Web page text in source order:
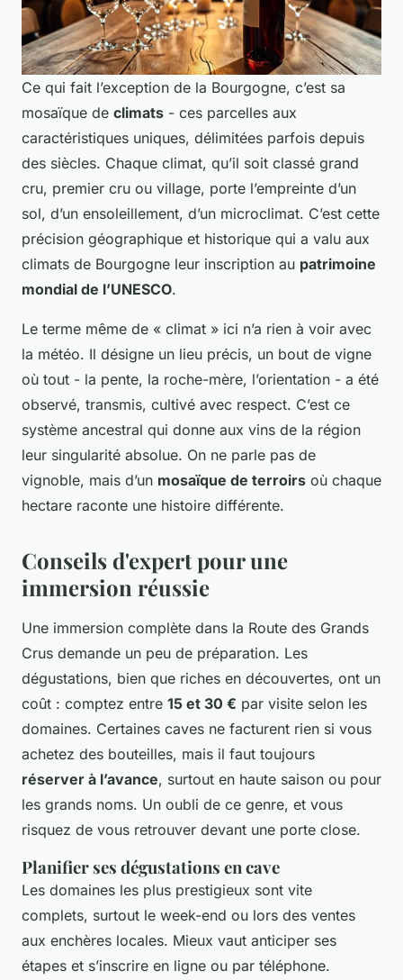
Ce qui fait l’exception de la Bourgogne, c’est sa
mosaïque de climats - ces parcelles aux
caractéristiques uniques, délimitées parfois depuis
des siècles. Chaque climat, qu’il soit classé grand
cru, premier cru ou village, porte l’empreinte d’un
sol, d’un ensoleillement, d’un microclimat. C’est cette
précision géographique et historique qui a valu aux
climats de Bourgogne leur inscription au patrimoine
mondial de l’UNESCO.
Le terme même de « climat » ici n’a rien à voir avec
la météo. Il désigne un lieu précis, un bout de vigne
où tout - la pente, la roche-mère, l’orientation - a été
observé, transmis, cultivé avec respect. C’est ce
système ancestral qui donne aux vins de la région
leur singularité absolue. On ne parle pas de
vignoble, mais d’un mosaïque de terroirs où chaque
hectare raconte une histoire différente.
Conseils d'expert pour une
immersion réussie
Une immersion complète dans la Route des Grands
Crus demande un peu de préparation. Les
dégustations, bien que riches en découvertes, ont un
coût : comptez entre 15 et 30 € par visite selon les
domaines. Certaines caves ne facturent rien si vous
achetez des bouteilles, mais il faut toujours
réserver à l’avance, surtout en haute saison ou pour
les grands noms. Un oubli de ce genre, et vous
risquez de vous retrouver devant une porte close.
Planifier ses dégustations en cave
Les domaines les plus prestigieux sont vite
complets, surtout le week-end ou lors des ventes
aux enchères locales. Mieux vaut anticiper ses
étapes et s’inscrire en ligne ou par téléphone.